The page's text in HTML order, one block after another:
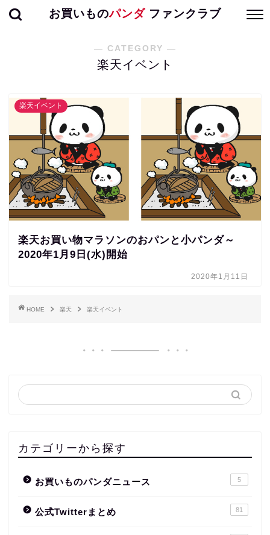
お買いものパンダ ファンクラブ
― CATEGORY ―
楽天イベント
楽天イベント
楽天お買い物マラソンのおパンと小パンダ～
2020年1月9日(水)開始
2020年1月11日
HOME 楽天 楽天イベント
カテゴリーから探す
お買いものパンダニュース 5
公式Twitterまとめ 81